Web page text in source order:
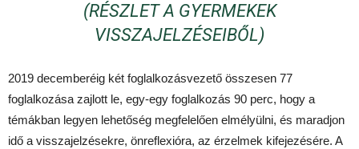
(RÉSZLET A GYERMEKEK
VISSZAJELZÉSEIBŐL)
2019 decemberéig két foglalkozásvezető összesen 77
foglalkozása zajlott le, egy-egy foglalkozás 90 perc, hogy a
témákban legyen lehetőség megfelelően elmélyülni, és maradjon
idő a visszajelzésekre, önreflexióra, az érzelmek kifejezésére. A